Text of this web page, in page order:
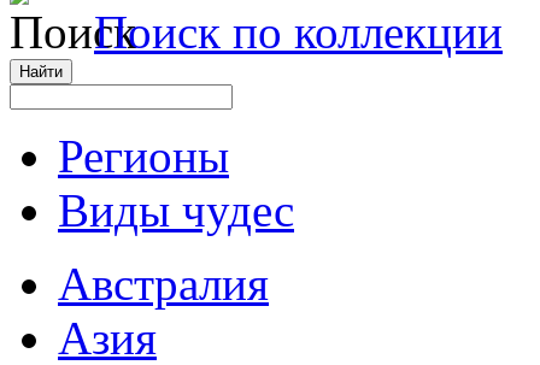
Поиск по коллекции
Регионы
Виды чудес
Австралия
Азия